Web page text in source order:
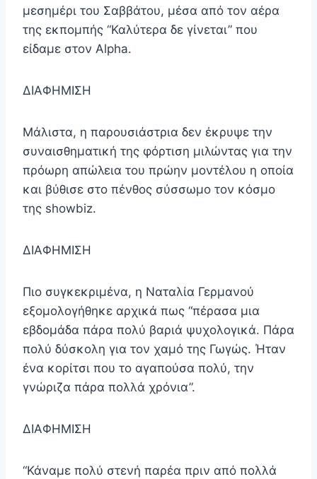
μεσημέρι του Σαββάτου, μέσα από τον αέρα
της εκπομπής “Καλύτερα δε γίνεται” που
είδαμε στον Alpha.
ΔΙΑΦΗΜΙΣΗ
Μάλιστα, η παρουσιάστρια δεν έκρυψε την
συναισθηματική της φόρτιση μιλώντας για την
πρόωρη απώλεια του πρώην μοντέλου η οποία
και βύθισε στο πένθος σύσσωμο τον κόσμο
της showbiz.
ΔΙΑΦΗΜΙΣΗ
Πιο συγκεκριμένα, η Ναταλία Γερμανού
εξομολογήθηκε αρχικά πως “πέρασα μια
εβδομάδα πάρα πολύ βαριά ψυχολογικά. Πάρα
πολύ δύσκολη για τον χαμό της Γωγώς. Ήταν
ένα κορίτσι που το αγαπούσα πολύ, την
γνώριζα πάρα πολλά χρόνια”.
ΔΙΑΦΗΜΙΣΗ
“Κάναμε πολύ στενή παρέα πριν από πολλά